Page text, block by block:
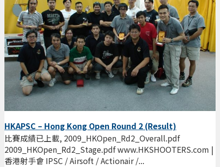
HKAPSC – Hong Kong Open Round 2 (Result)
比賽成績已上載, 2009_HKOpen_Rd2_Overall.pdf
2009_HKOpen_Rd2_Stage.pdf www.HKSHOOTERS.com |
香港射手會 IPSC / Airsoft / Actionair /...